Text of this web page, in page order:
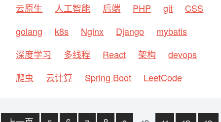
云原生
人工智能 后端 PHP git
CSS
golang
k8s Nginx Django
mybatis
深度学习
多线程 React 架构
devops
爬虫
云计算 Spring Boot LeetCode